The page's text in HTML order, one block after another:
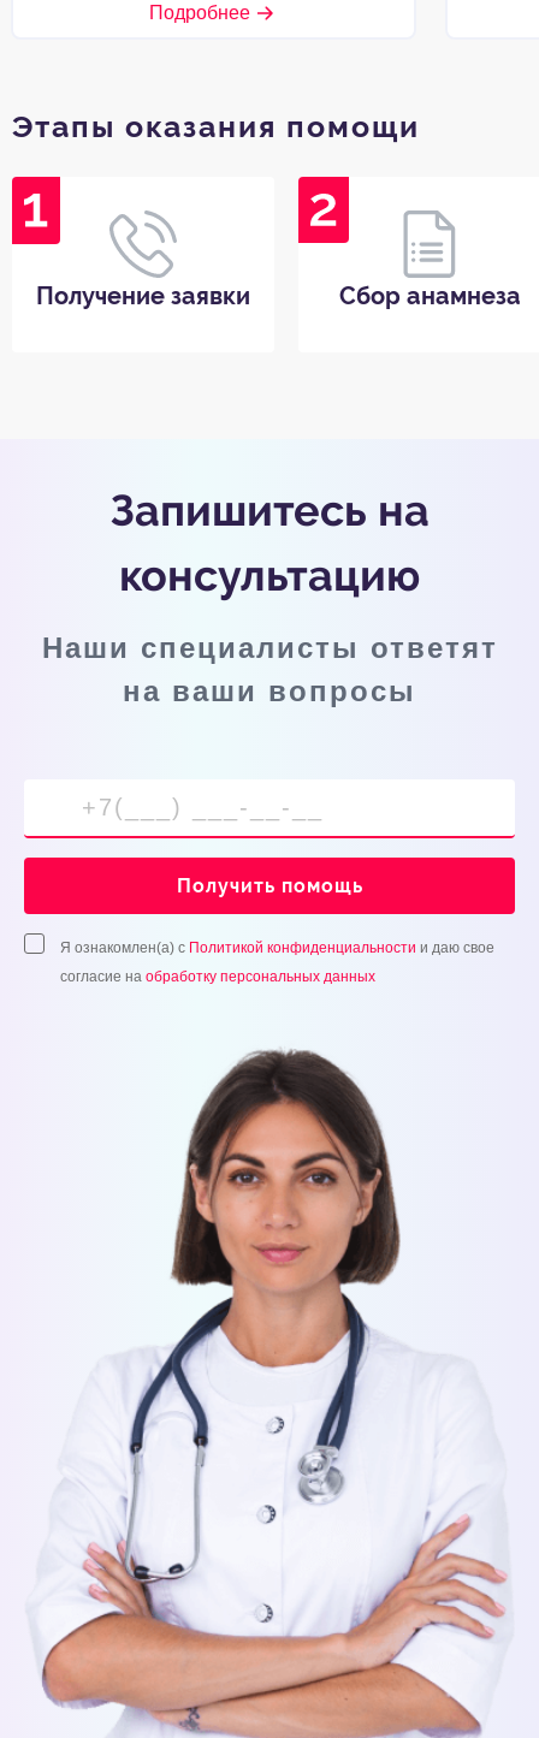
Подробнее
Этапы оказания помощи
Получение заявки Сбор анамнеза
Запишитесь на
консультацию
Наши специалисты ответят
на ваши вопросы
Получить помощь
Я ознакомлен(а) с Политикой конфиденциальности и даю свое
согласие на обработку персональных данных